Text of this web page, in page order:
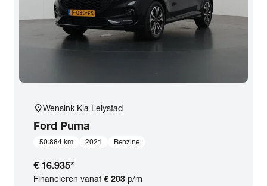
location_onWensink Kia Lelystad
Ford Puma
50.884 km 2021 Benzine
€ 16.935*
Financieren vanaf€ 203 p/m